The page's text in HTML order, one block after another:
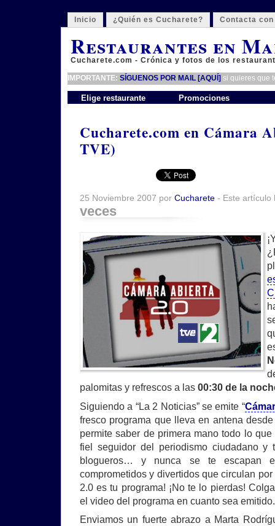
Inicio ¿Quién es Cucharete? Contacta
Restaurantes en
Cucharete.com - Crónica y fotos de los
IMPORTANTE: SÍGUENOS POR MAIL [AQUÍ] si quieres que
Elige restaurante Promociones
Cucharete.com en Cámara
TVE)
25 Noviembre 2007 por Cucharete - Este
veces
palomitas y refrescos a las 00:30 de la
Siguiendo a “La 2 Noticias” se emite “
fresco programa que lleva en antena
permite saber de primera mano todo lo
fiel seguidor del periodismo ciudadano y
blogueros… y nunca se te escapan
comprometidos y divertidos que circulan
2.0 es tu programa! ¡No te lo pierdas!
el video del programa en cuanto sea
Enviamos un fuerte abrazo a Marta